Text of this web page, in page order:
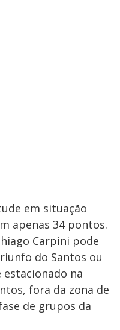
em situação
apenas 34 pontos.
Carpini pode
do Santos ou
estacionado na
fora da zona de
de grupos da